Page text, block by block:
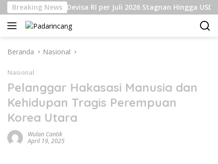
Langsung
ke
konten
Breaking News
Cadangan Devisa RI per Juli 2026 Stagnan Hingga USD145
Beranda Nasional
Nasional
Pelanggar Hakasasi Manusia dan
Kehidupan Tragis Perempuan
Korea Utara
Wulan Cantik
April 19, 2025